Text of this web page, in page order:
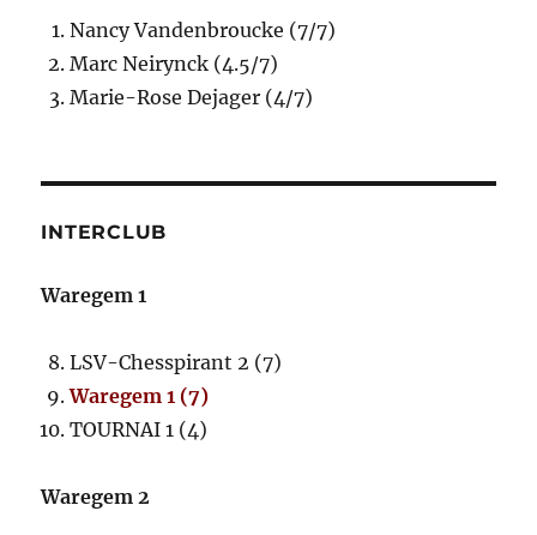
Nancy Vandenbroucke (7/7)
Marc Neirynck (4.5/7)
Marie-Rose Dejager (4/7)
INTERCLUB
Waregem 1
LSV-Chesspirant 2 (7)
Waregem 1 (7)
TOURNAI 1 (4)
Waregem 2